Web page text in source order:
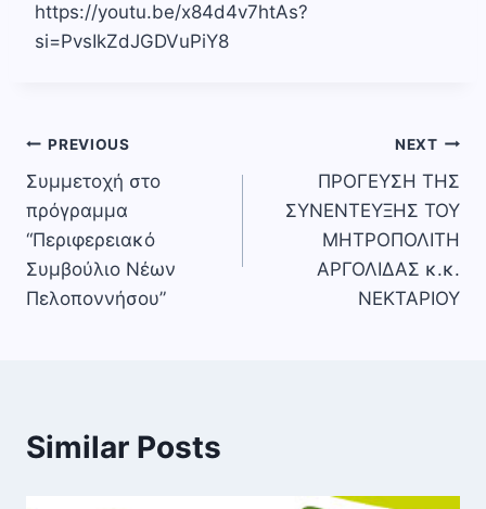
https://youtu.be/x84d4v7htAs?
si=PvsIkZdJGDVuPiY8
Πλοήγηση
άρθρων
PREVIOUS
Συμμετοχή στο
πρόγραμμα
“Περιφερειακό
Συμβούλιο Νέων
Πελοποννήσου”
NEXT
ΠΡΟΓΕΥΣΗ ΤΗΣ
ΣΥΝΕΝΤΕΥΞΗΣ ΤΟΥ
ΜΗΤΡΟΠΟΛΙΤΗ
ΑΡΓΟΛΙΔΑΣ κ.κ.
ΝΕΚΤΑΡΙΟΥ
Similar Posts